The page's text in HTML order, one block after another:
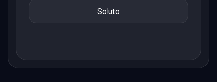
Soluto